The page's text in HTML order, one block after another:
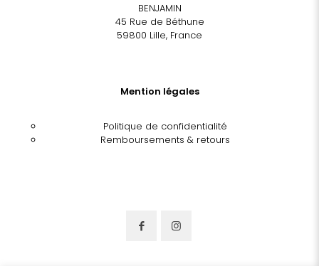
BENJAMIN
45 Rue de Béthune
59800 Lille, France
Mention légales
Politique de confidentialité
Remboursements & retours